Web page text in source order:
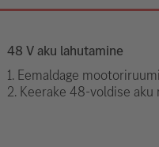
48 V aku lahutamine
1. Eemaldage
2. Keerake 48-voldise